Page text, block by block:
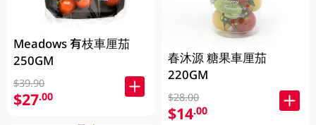
Meadows 有枝車厘茄
250GM
$39.90
$27.00
春沐源 糖果車厘茄
220GM
$28.00
$14.00